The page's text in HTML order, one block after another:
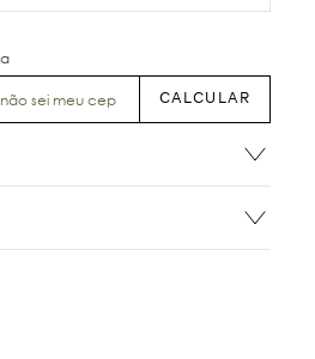
não sei meu cep